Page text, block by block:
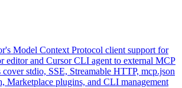
Model Context Protocol client support for
editor and Cursor CLI agent to external MCP
stdio, SSE, Streamable HTTP, mcp.json
Marketplace plugins, and CLI management